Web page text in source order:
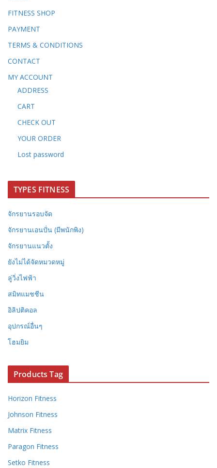
FITNESS SHOP
PAYMENT
TERMS & CONDITIONS
CONTACT
MY ACCOUNT
ADDRESS
CART
CHECK OUT
YOUR ORDER
Lost password
TYPES FITNESS
จักรยานรอบจัด
จักรยานเอนปั่น (มีพนักพิง)
จักรยานแนวตั้ง
ยังไม่ได้จัดหมวดหมู่
ลู่วิ่งไฟฟ้า
สมิทแมชชีน
อิลิปติคอล
อุปกรณ์อื่นๆ
โฮมยิม
Products Tag
Horizon Fitness
Johnson Fitness
Matrix Fitness
Paragon Fitness
Setko Fitness